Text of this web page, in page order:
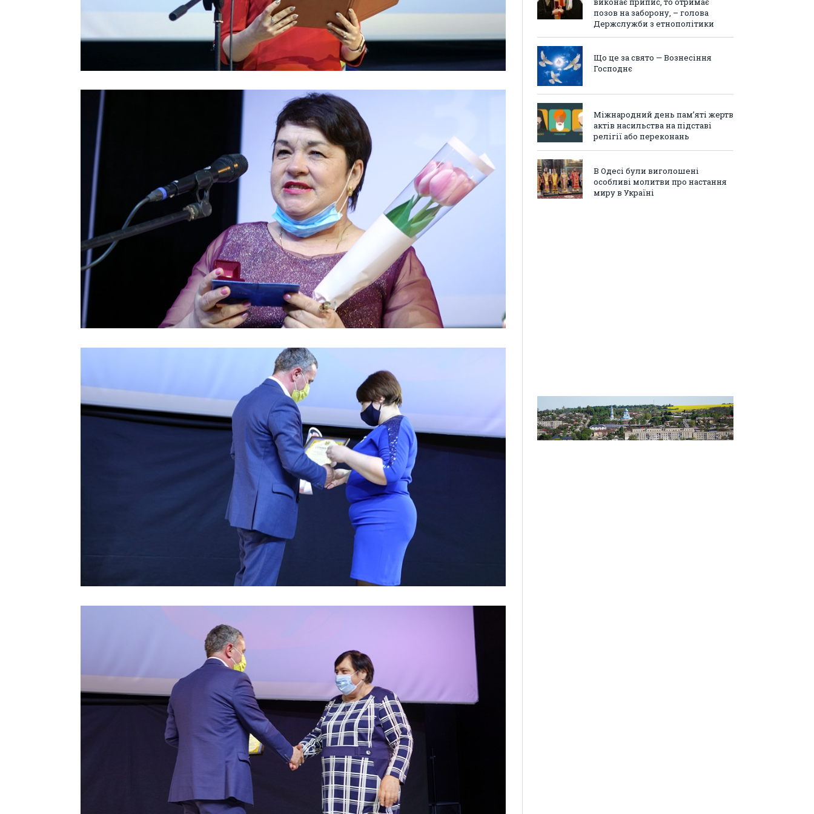
позов на заборону, – голова
Держслужби з етнополітики
Що це за свято — Вознесіння
Господнє
Міжнародний день пам’яті жертв
актів насильства на підставі
релігії або переконань
В Одесі були виголошені
особливі молитви про настання
миру в Україні